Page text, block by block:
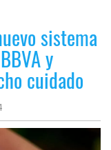
sistema
y
cuidado